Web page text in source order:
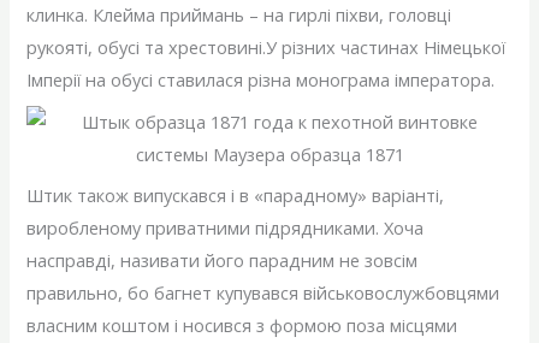
клинка. Клейма приймань – на гирлі піхви, головці
рукояті, обусі та хрестовині.У різних частинах Німецької
Імперії на обусі ставилася різна монограма імператора.
Штик також випускався і в «парадному» варіанті,
виробленому приватними підрядниками. Хоча
насправді, називати його парадним не зовсім
правильно, бо багнет купувався військовослужбовцями
власним коштом і носився з формою поза місцями